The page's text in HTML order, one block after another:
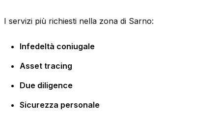
I servizi più richiesti nella zona di Sarno:
Infedeltà coniugale
Asset tracing
Due diligence
Sicurezza personale